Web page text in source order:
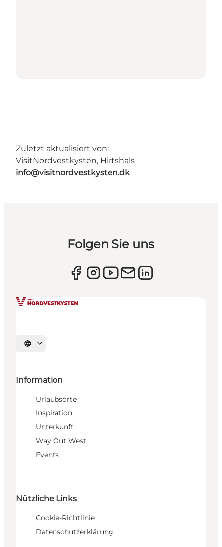
Zuletzt aktualisiert von:
VisitNordvestkysten, Hirtshals
info@visitnordvestkysten.dk
Folgen Sie uns
Sprache auswählen
Information
Urlaubsorte
Inspiration
Unterkunft
Way Out West
Events
Nützliche Links
Cookie-Richtlinie
Datenschutzerklärung